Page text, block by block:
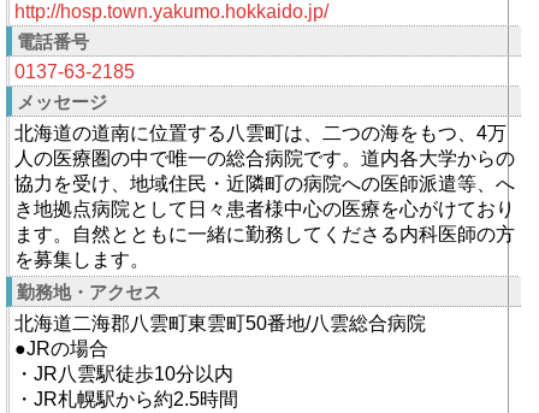
http://hosp.town.yakumo.hokkaido.jp/
電話番号
0137-63-2185
メッセージ
北海道の道南に位置する八雲町は、二つの海をもつ、4万
人の医療圏の中で唯一の総合病院です。道内各大学からの
協力を受け、地域住民・近隣町の病院への医師派遣等、へ
き地拠点病院として日々患者様中心の医療を心がけており
ます。自然とともに一緒に勤務してくださる内科医師の方
を募集します。
勤務地・アクセス
北海道二海郡八雲町東雲町50番地/八雲総合病院
●JRの場合
・JR八雲駅徒歩10分以内
・JR札幌駅から約2.5時間